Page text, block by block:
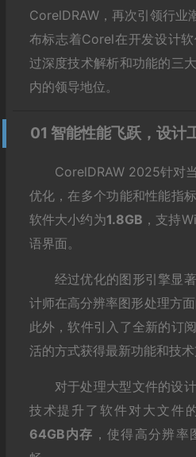
CorelDRAW，再次引领行业
布标志着Corel在开发设计
过深度技术解析和功能的三
内的领导地位。
01 智能性能飞跃，设计
CorelDRAW 2025针对
优化，在多个功能和性能指
软件大小约为1.8GB ，支持
语界面。
经过优化的图形引擎显
计师在高分辨率图形处理方
此外，软件引入了全新的订
活的方式获得最新功能和技术
对于处理大型文件的设
技术提升了软件对大文件
64GB内存 ，使得高分辨